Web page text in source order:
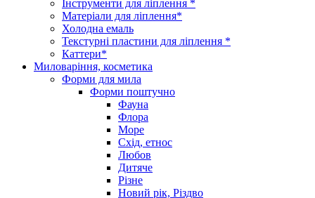
Інструменти для ліплення *
Матеріали для ліплення*
Холодна емаль
Текстурні пластини для ліплення *
Каттери*
Миловаріння, косметика
Форми для мила
Форми поштучно
Фауна
Флора
Море
Схід, етнос
Любов
Дитяче
Різне
Новий рік, Різдво